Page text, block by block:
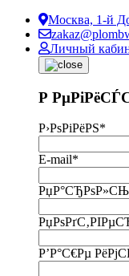
Москва, 1-й
Личный
Р
Р›РѕРіРёРЅ*
E-mail*
РџР°СЂРѕР»СЊ
Р’Р°С€Рµ